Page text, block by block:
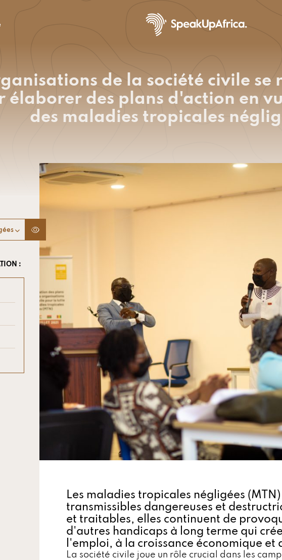
de la société civile se
élaborer des plans d'action en
des maladies tropicales
Les maladies tropicales négligées
transmissibles dangereuses et
et traitables, elles continuent de
d'autres handicaps à long terme qui
l'emploi, à la croissance économique
La société civile joue un rôle crucial dans les
: